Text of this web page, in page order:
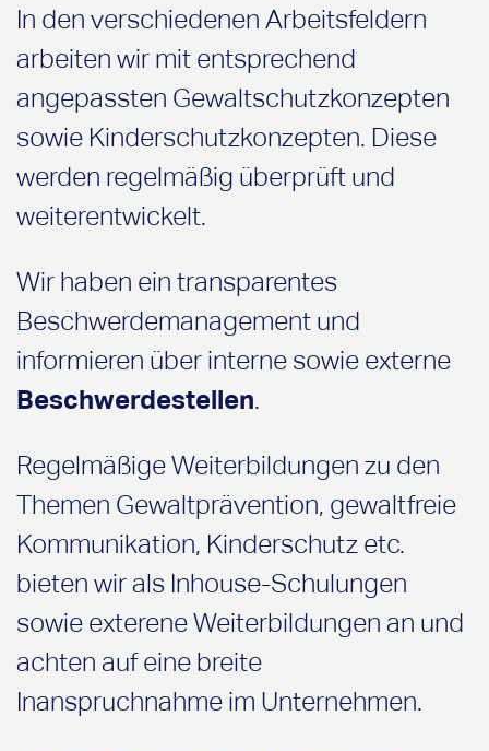
In den verschiedenen Arbeitsfeldern
arbeiten wir mit entsprechend
angepassten Gewaltschutzkonzepten
sowie Kinderschutzkonzepten. Diese
werden regelmäßig überprüft und
weiterentwickelt.
Wir haben ein transparentes
Beschwerdemanagement und
informieren über interne sowie externe
Beschwerdestellen.
Regelmäßige Weiterbildungen zu den
Themen Gewaltprävention, gewaltfreie
Kommunikation, Kinderschutz etc.
bieten wir als Inhouse-Schulungen
sowie exterene Weiterbildungen an und
achten auf eine breite
Inanspruchnahme im Unternehmen.